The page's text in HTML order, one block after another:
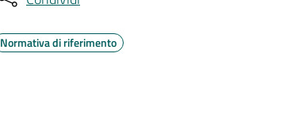
Normativa di riferimento